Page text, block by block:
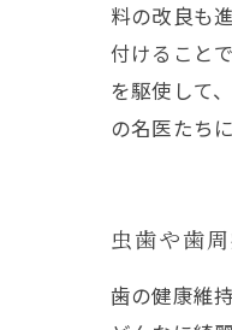
料の改良も
付けること
を駆使して
の名医たち
虫歯や歯
歯の健康維